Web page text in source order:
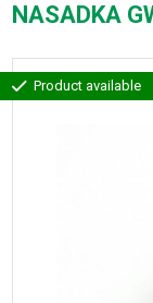
NASADKA
Product available